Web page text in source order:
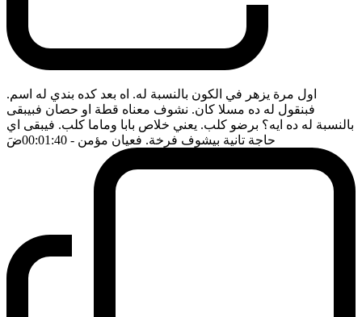
اول مرة يزهر في الكون بالنسبة له. اه بعد كده بندي له اسم.
فبنقول له ده مسلا كان. نشوف معناه قطة او حصان فبيبقى
بالنسبة له ده ايه؟ برضو كلب. يعني خلاص بابا وماما كلب. فيبقى اي
حاجة تانية بيشوف فرخة. فعيان مؤمن - 00:01:40 ضَ